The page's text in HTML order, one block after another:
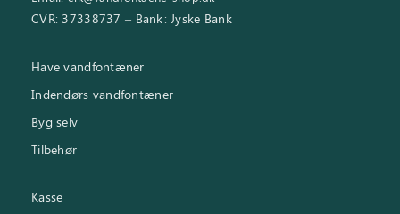
CVR: 37338737 – Bank: Jyske Bank
Have vandfontæner
Indendørs vandfontæner
Byg selv
Tilbehør
Kasse